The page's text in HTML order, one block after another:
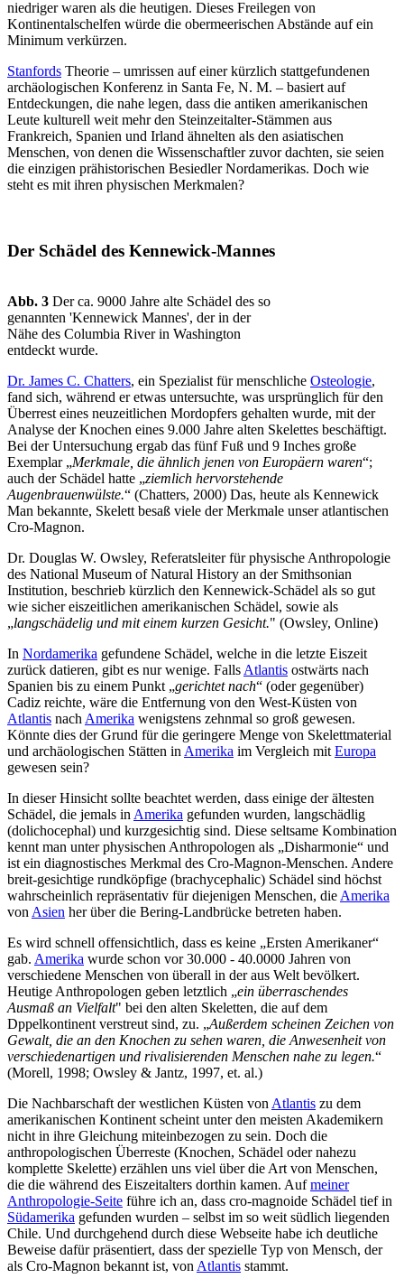
niedriger waren als die heutigen. Dieses Freilegen von
Kontinentalschelfen würde die obermeerischen Abstände auf ein
Minimum verkürzen.
Stanfords Theorie – umrissen auf einer kürzlich stattgefundenen
archäologischen Konferenz in Santa Fe, N. M. – basiert auf
Entdeckungen, die nahe legen, dass die antiken amerikanischen
Leute kulturell weit mehr den Steinzeitalter-Stämmen aus
Frankreich, Spanien und Irland ähnelten als den asiatischen
Menschen, von denen die Wissenschaftler zuvor dachten, sie seien
die einzigen prähistorischen Besiedler Nordamerikas. Doch wie
steht es mit ihren physischen Merkmalen?
Der Schädel des Kennewick-Mannes
Abb. 3 Der ca. 9000 Jahre alte Schädel des so
genannten 'Kennewick Mannes', der in der
Nähe des Columbia River in Washington
entdeckt wurde.
Dr. James C. Chatters, ein Spezialist für menschliche Osteologie,
fand sich, während er etwas untersuchte, was ursprünglich für den
Überrest eines neuzeitlichen Mordopfers gehalten wurde, mit der
Analyse der Knochen eines 9.000 Jahre alten Skelettes beschäftigt.
Bei der Untersuchung ergab das fünf Fuß und 9 Inches große
Exemplar „Merkmale, die ähnlich jenen von Europäern waren“;
auch der Schädel hatte „ziemlich hervorstehende
Augenbrauenwülste.“ (Chatters, 2000) Das, heute als Kennewick
Man bekannte, Skelett besaß viele der Merkmale unser atlantischen
Cro-Magnon.
Dr. Douglas W. Owsley, Referatsleiter für physische Anthropologie
des National Museum of Natural History an der Smithsonian
Institution, beschrieb kürzlich den Kennewick-Schädel als so gut
wie sicher eiszeitlichen amerikanischen Schädel, sowie als
„langschädelig und mit einem kurzen Gesicht." (Owsley, Online)
In Nordamerika gefundene Schädel, welche in die letzte Eiszeit
zurück datieren, gibt es nur wenige. FallsAtlantis ostwärts nach
Spanien bis zu einem Punkt „gerichtet nach“ (oder gegenüber)
Cadiz reichte, wäre die Entfernung von den West-Küsten von
Atlantis nachAmerika wenigstens zehnmal so groß gewesen.
Könnte dies der Grund für die geringere Menge von Skelettmaterial
und archäologischen Stätten inAmerika im Vergleich mitEuropa
gewesen sein?
In dieser Hinsicht sollte beachtet werden, dass einige der ältesten
Schädel, die jemals inAmerika gefunden wurden, langschädlig
(dolichocephal) und kurzgesichtig sind. Diese seltsame Kombination
kennt man unter physischen Anthropologen als „Disharmonie“ und
ist ein diagnostisches Merkmal des Cro-Magnon-Menschen. Andere
breit-gesichtige rundköpfige (brachycephalic) Schädel sind höchst
wahrscheinlich repräsentativ für diejenigen Menschen, dieAmerika
vonAsien her über die Bering-Landbrücke betreten haben.
Es wird schnell offensichtlich, dass es keine „Ersten Amerikaner“
gab. Amerika wurde schon vor 30.000 - 40.0000 Jahren von
verschiedene Menschen von überall in der aus Welt bevölkert.
Heutige Anthropologen geben letztlich „ein überraschendes
Ausmaß an Vielfalt" bei den alten Skeletten, die auf dem
Dppelkontinent verstreut sind, zu. „Außerdem scheinen Zeichen von
Gewalt, die an den Knochen zu sehen waren, die Anwesenheit von
verschiedenartigen und rivalisierenden Menschen nahe zu legen.“
(Morell, 1998; Owsley & Jantz, 1997, et. al.)
Die Nachbarschaft der westlichen Küsten vonAtlantis zu dem
amerikanischen Kontinent scheint unter den meisten Akademikern
nicht in ihre Gleichung miteinbezogen zu sein. Doch die
anthropologischen Überreste (Knochen, Schädel oder nahezu
komplette Skelette) erzählen uns viel über die Art von Menschen,
die die während des Eiszeitalters dorthin kamen. Aufmeiner
Anthropologie-Seite führe ich an, dass cro-magnoide Schädel tief in
Südamerika gefunden wurden – selbst im so weit südlich liegenden
Chile. Und durchgehend durch diese Webseite habe ich deutliche
Beweise dafür präsentiert, dass der spezielle Typ von Mensch, der
als Cro-Magnon bekannt ist, vonAtlantis stammt.